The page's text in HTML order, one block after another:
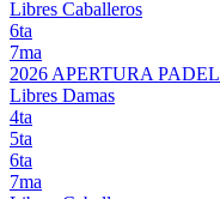
Libres Caballeros
6ta
7ma
2026 APERTURA PADEL
Libres Damas
4ta
5ta
6ta
7ma